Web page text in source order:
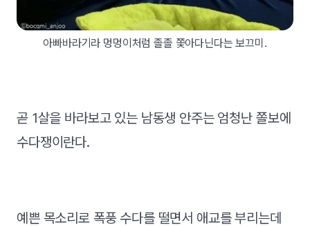
아빠바라기라 멍멍이처럼 졸졸 쫓아다닌다는 보끄미.
곧 1살을 바라보고 있는 남동생 안주는 엄청난 쫄보에
수다쟁이란다.
예쁜 목소리로 폭풍 수다를 떨면서 애교를 부리는데